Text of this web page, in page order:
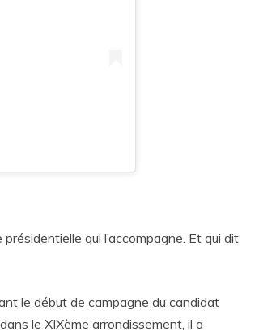
qui l’accompagne. Et qui dit
le début de campagne du candidat
le XIXème arrondissement, il a